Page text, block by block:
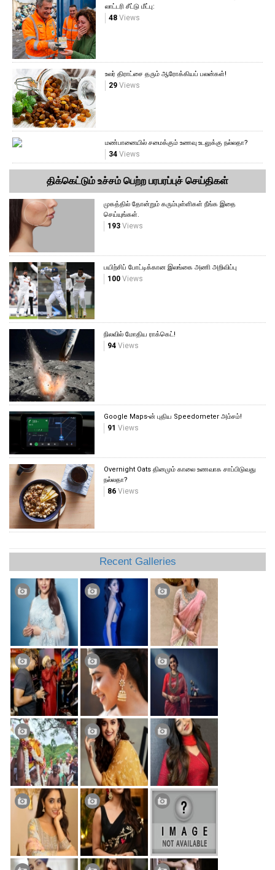
லாட்டரி சீட்டு மீட்பு:
48Views
உலர் திராட்சை தரும் ஆரோக்கியப் பலன்கள்!
29Views
மண்பானையில் சமைக்கும் உணவு உடலுக்கு நல்லதா?
34Views
திக்கெட்டும் உச்சம் பெற்ற பரபரப்புச் செய்திகள்
முகத்தில் தோன்றும் கரும்புள்ளிகள் நீங்க இதை
செய்யுங்கள்.
193 Views
பயிற்சிப் போட்டிக்கான இலங்கை அணி அறிவிப்பு
100 Views
நிலவில் மோதிய ராக்கெட்!
94 Views
Google Maps-ன் புதிய Speedometer அம்சம்!
91 Views
Overnight Oats தினமும் காலை உணவாக சாப்பிடுவது
நல்லதா?
86 Views
Recent Galleries